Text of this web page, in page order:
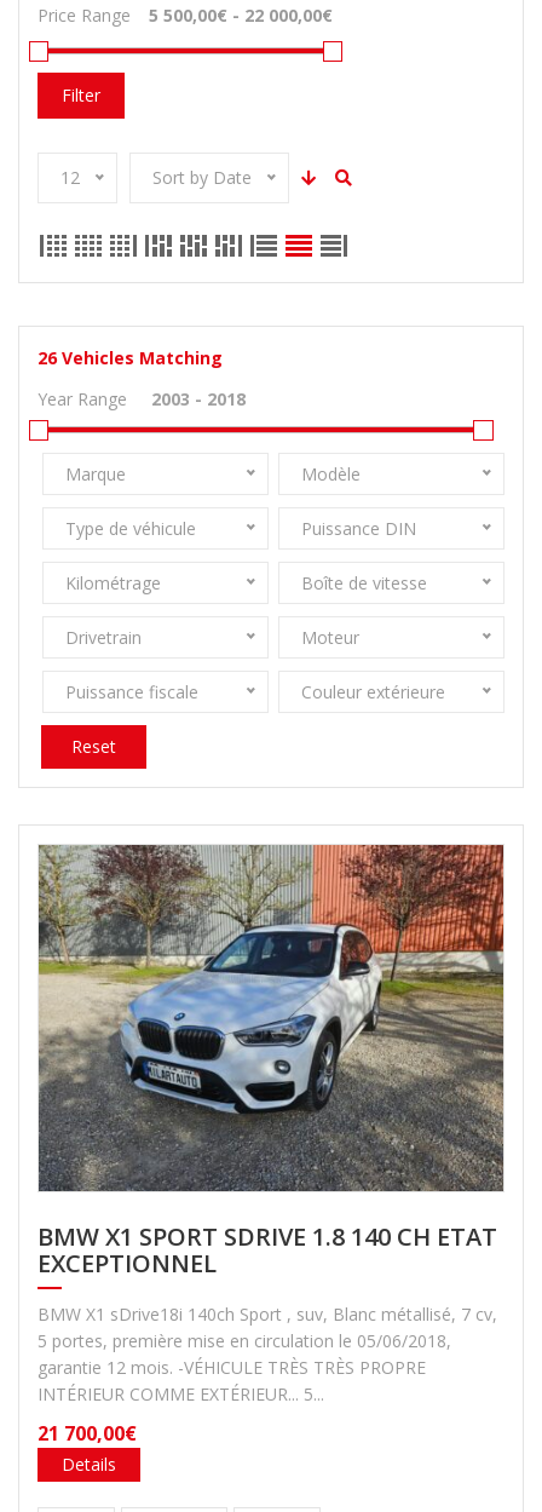
Price Range
Filter
12 Sort by Date
26 Vehicles Matching
Year Range
Marque Modèle
Type de véhicule Puissance DIN
Kilométrage Boîte de vitesse
Drivetrain Moteur
Puissance fiscale Couleur extérieure
Reset
BMW X1 SPORT SDRIVE 1.8 140 CH ETAT
EXCEPTIONNEL
BMW X1 sDrive18i 140ch Sport , suv, Blanc métallisé, 7 cv,
5 portes, première mise en circulation le 05/06/2018,
garantie 12 mois. -VÉHICULE TRÈS TRÈS PROPRE
INTÉRIEUR COMME EXTÉRIEUR... 5...
21 700,00€
Details